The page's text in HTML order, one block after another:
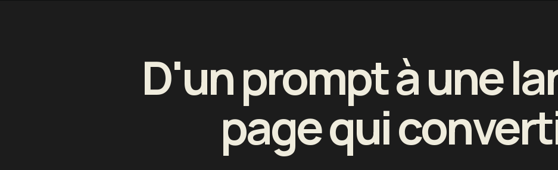
D'un prompt à une
page qui